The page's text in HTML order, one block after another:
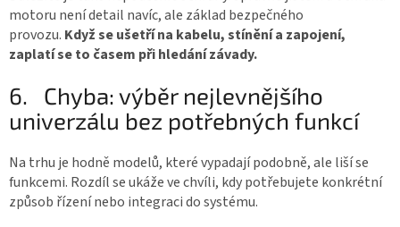
motoru není detail navíc, ale základ bezpečného
provozu. Když se ušetří na kabelu, stínění a zapojení,
zaplatí se to časem při hledání závady.
6. Chyba: výběr nejlevnějšího
univerzálu bez potřebných funkcí
Na trhu je hodně modelů, které vypadají podobně, ale liší se
funkcemi. Rozdíl se ukáže ve chvíli, kdy potřebujete konkrétní
způsob řízení nebo integraci do systému.